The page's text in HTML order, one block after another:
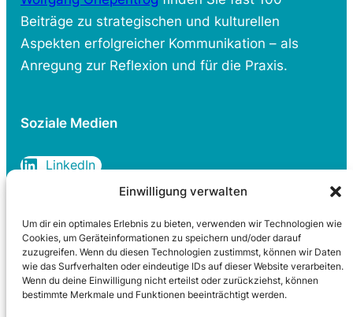
Einwilligung verwalten
Um dir ein optimales Erlebnis zu bieten, verwenden wir Technologien wie
Cookies, um Geräteinformationen zu speichern und/oder darauf
zuzugreifen. Wenn du diesen Technologien zustimmst, können wir Daten
wie das Surfverhalten oder eindeutige IDs auf dieser Website verarbeiten.
Wenn du deine Einwilligung nicht erteilst oder zurückziehst, können
bestimmte Merkmale und Funktionen beeinträchtigt werden.
Beiträge zu strategischen und kulturellen
Aspekten erfolgreicher Kommunikation – als
Anregung zur Reflexion und für die Praxis.
Soziale Medien
LinkedIn
Rechtliches
Datenschutzerklärung
Cookie-Richtlinie